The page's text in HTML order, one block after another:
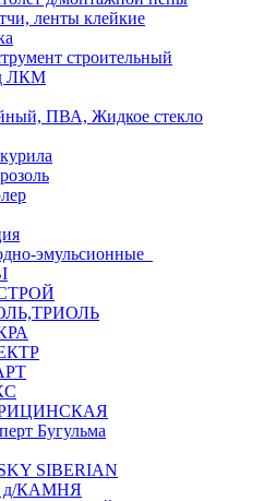
ленты клейкие
строительный
ЛКМ
ПВА, Жидкое стекло
эмульсионные
Бугульма
SIBERIAN
д/КАМНЯ